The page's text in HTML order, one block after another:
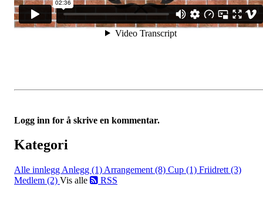
Logg inn for å skrive en kommentar.
Kategori
Alle innlegg Anlegg (1) Arrangement (8) Cup (1) Friidrett (3)
Medlem (2) Vis alle RSS